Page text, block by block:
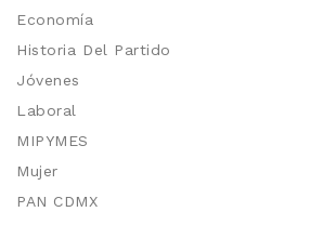
Economía
Historia Del Partido
Jóvenes
Laboral
MIPYMES
Mujer
PAN CDMX